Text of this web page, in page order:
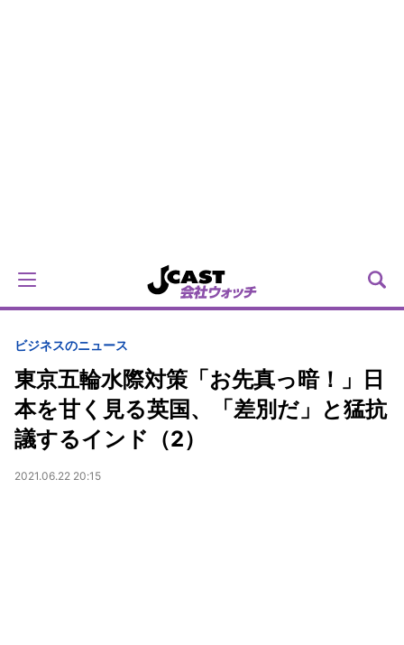
ビジネスのニュース
東京五輪水際対策「お先真っ暗！」日
本を甘く見る英国、「差別だ」と猛抗
議するインド（2）
2021.06.22 20:15